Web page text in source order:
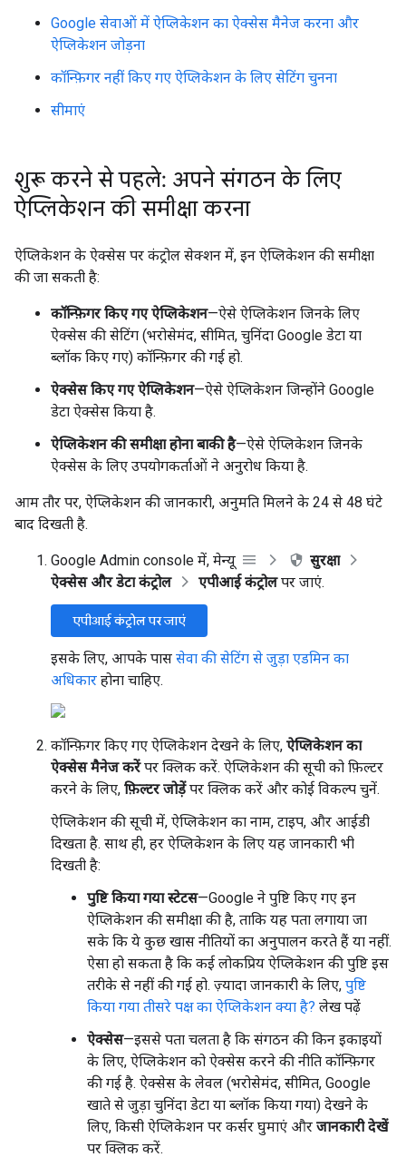
Google सेवाओं में ऐप्लिकेशन का ऐक्सेस मैनेज करना और
ऐप्लिकेशन जोड़ना
कॉन्फ़िगर नहीं किए गए ऐप्लिकेशन के लिए सेटिंग चुनना
सीमाएं
शुरू करने से पहले: अपने संगठन के लिए
ऐप्लिकेशन की समीक्षा करना
ऐप्लिकेशन के ऐक्सेस पर कंट्रोल सेक्शन में, इन ऐप्लिकेशन की समीक्षा
की जा सकती है:
कॉन्फ़िगर किए गए ऐप्लिकेशन—ऐसे ऐप्लिकेशन जिनके लिए
ऐक्सेस की सेटिंग (भरोसेमंद, सीमित, चुनिंदा Google डेटा या
ब्लॉक किए गए) कॉन्फ़िगर की गई हो.
ऐक्सेस किए गए ऐप्लिकेशन—ऐसे ऐप्लिकेशन जिन्होंने Google
डेटा ऐक्सेस किया है.
ऐप्लिकेशन की समीक्षा होना बाकी है—ऐसे ऐप्लिकेशन जिनके
ऐक्सेस के लिए उपयोगकर्ताओं ने अनुरोध किया है.
आम तौर पर, ऐप्लिकेशन की जानकारी, अनुमति मिलने के 24 से 48 घंटे
बाद दिखती है.
Google Admin console में, मेन्यू
सुरक्षा
ऐक्सेस और डेटा कंट्रोल
एपीआई कंट्रोलपर जाएं.
एपीआई कंट्रोल पर जाएं
इसके लिए, आपके पास सेवा की सेटिंग से जुड़ा एडमिन का
अधिकार होना चाहिए.
कॉन्फ़िगर किए गए ऐप्लिकेशन देखने के लिए, ऐप्लिकेशन का
ऐक्सेस मैनेज करेंपर क्लिक करें. ऐप्लिकेशन की सूची को फ़िल्टर
करने के लिए, फ़िल्टर जोड़ेंपर क्लिक करें और कोई विकल्प चुनें.
ऐप्लिकेशन की सूची में, ऐप्लिकेशन का नाम, टाइप, और आईडी
दिखता है. साथ ही, हर ऐप्लिकेशन के लिए यह जानकारी भी
दिखती है:
पुष्टि किया गया स्टेटस—Google ने पुष्टि किए गए इन
ऐप्लिकेशन की समीक्षा की है, ताकि यह पता लगाया जा
सके कि ये कुछ खास नीतियों का अनुपालन करते हैं या नहीं.
ऐसा हो सकता है कि कई लोकप्रिय ऐप्लिकेशन की पुष्टि इस
तरीके से नहीं की गई हो. ज़्यादा जानकारी के लिए, पुष्टि
किया गया तीसरे पक्ष का ऐप्लिकेशन क्या है? लेख पढ़ें
ऐक्सेस—इससे पता चलता है कि संगठन की किन इकाइयों
के लिए, ऐप्लिकेशन को ऐक्सेस करने की नीति कॉन्फ़िगर
की गई है. ऐक्सेस के लेवल (भरोसेमंद, सीमित, Google
खाते से जुड़ा चुनिंदा डेटा या ब्लॉक किया गया) देखने के
लिए, किसी ऐप्लिकेशन पर कर्सर घुमाएं और जानकारी देखें
पर क्लिक करें.